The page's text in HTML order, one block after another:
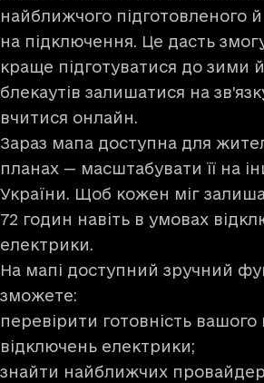
найближчого підготовленого
на підключення. Це дасть
краще підготуватися до зими
блекаутів залишатися на
вчитися онлайн.
Зараз мапа доступна для
планах — масштабувати її на
України. Щоб кожен міг
72 годин навіть в умовах
електрики.
На мапі доступний зручний
зможете:
перевірити готовність
відключень електрики;
знайти найближчих